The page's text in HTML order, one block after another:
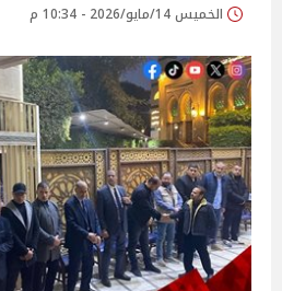
الخميس 14/مايو/2026 - 10:34 م